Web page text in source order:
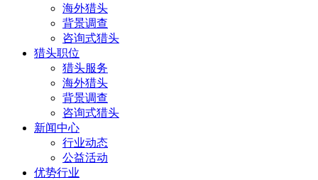
海外猎头
背景调查
咨询式猎头
猎头职位
猎头服务
海外猎头
背景调查
咨询式猎头
新闻中心
行业动态
公益活动
优势行业